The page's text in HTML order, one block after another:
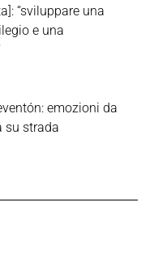
“sviluppare una
e una
emozioni da
su strada